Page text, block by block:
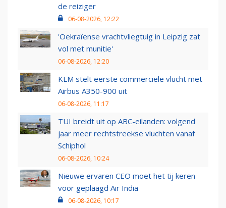
de reiziger
06-08-2026, 12:22
'Oekraïense vrachtvliegtuig in Leipzig zat
vol met munitie'
06-08-2026, 12:20
KLM stelt eerste commerciële vlucht met
Airbus A350-900 uit
06-08-2026, 11:17
TUI breidt uit op ABC-eilanden: volgend
jaar meer rechtstreekse vluchten vanaf
Schiphol
06-08-2026, 10:24
Nieuwe ervaren CEO moet het tij keren
voor geplaagd Air India
06-08-2026, 10:17